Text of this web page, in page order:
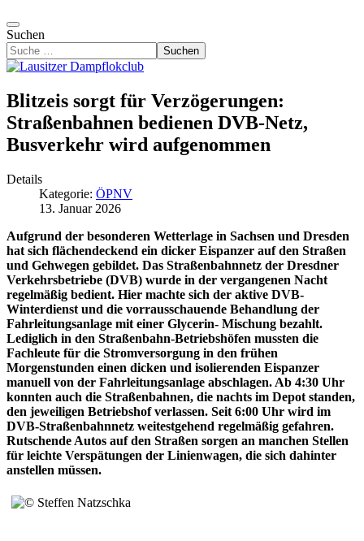
Suchen
Suchen
Blitzeis sorgt für Verzögerungen:
Straßenbahnen bedienen DVB-Netz,
Busverkehr wird aufgenommen
Details
Kategorie: ÖPNV
13. Januar 2026
Aufgrund der besonderen Wetterlage in Sachsen und Dresden
hat sich flächendeckend ein dicker Eispanzer auf den Straßen
und Gehwegen gebildet. Das Straßenbahnnetz der Dresdner
Verkehrsbetriebe (DVB) wurde in der vergangenen Nacht
regelmäßig bedient. Hier machte sich der aktive DVB-
Winterdienst und die vorrausschauende Behandlung der
Fahrleitungsanlage mit einer Glycerin- Mischung bezahlt.
Lediglich in den Straßenbahn-Betriebshöfen mussten die
Fachleute für die Stromversorgung in den frühen
Morgenstunden einen dicken und isolierenden Eispanzer
manuell von der Fahrleitungsanlage abschlagen. Ab 4:30 Uhr
konnten auch die Straßenbahnen, die nachts im Depot standen,
den jeweiligen Betriebshof verlassen. Seit 6:00 Uhr wird im
DVB-Straßenbahnnetz weitestgehend regelmäßig gefahren.
Rutschende Autos auf den Straßen sorgen an manchen Stellen
für leichte Verspätungen der Linienwagen, die sich dahinter
anstellen müssen.